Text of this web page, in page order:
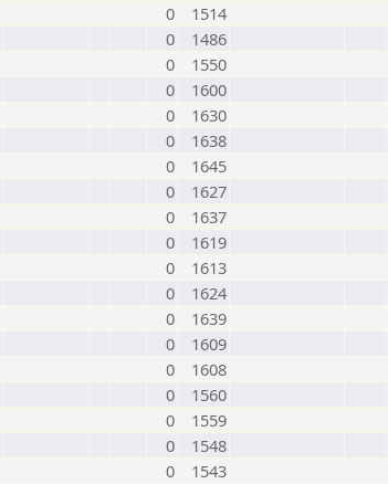
0
1514
0
1486
0
1550
0
1600
0
1630
0
1638
0
1645
0
1627
0
1637
0
1619
0
1613
0
1624
0
1639
0
1609
0
1608
0
1560
0
1559
0
1548
0
1543